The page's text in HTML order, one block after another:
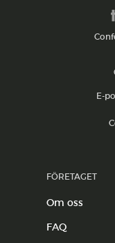
E-
FÖRETAGET
Om oss
FAQ